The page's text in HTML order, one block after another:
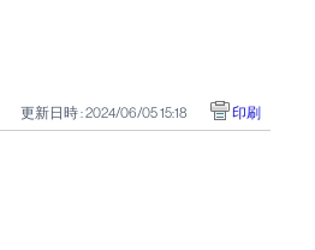
更新日時 : 2024/06/05 15:18 印刷